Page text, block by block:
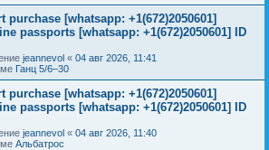
purchase [whatsapp: +1(672)2050601]
passports [whatsapp: +1(672)2050601] ID
jeannevol « 04 авг 2026, 11:41
Ганц 5/6–30
purchase [whatsapp: +1(672)2050601]
passports [whatsapp: +1(672)2050601] ID
jeannevol « 04 авг 2026, 11:40
Альбатрос